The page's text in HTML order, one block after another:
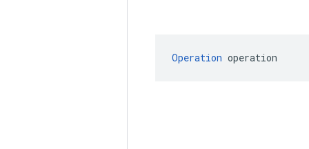
Operation operation